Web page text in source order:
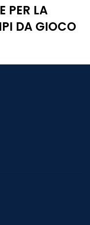
PER LA
DA GIOCO